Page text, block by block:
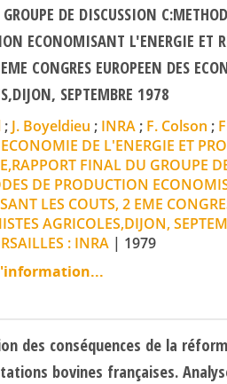
DE DISCUSSION
ECONOMISANT L'ENERGIE ET
CONGRES EUROPEEN DES
SEPTEMBRE 1978
; J. Boyeldieu ; INRA; F. Colson ;
ECONOMIE DE L'ENERGIE ET
FINAL DU GROUPE
DE PRODUCTION
LES COUTS, 2 EME
AGRICOLES,DIJON,
: INRA| 1979
des conséquences de la
bovines françaises.